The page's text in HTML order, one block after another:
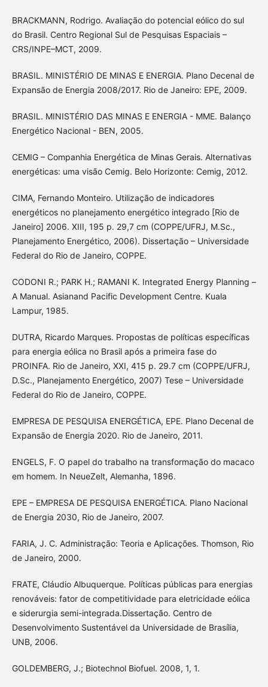
BRACKMANN, Rodrigo. Avaliação do potencial eólico do sul
do Brasil. Centro Regional Sul de Pesquisas Espaciais –
CRS/INPE–MCT, 2009.
BRASIL. MINISTÉRIO DE MINAS E ENERGIA. Plano Decenal de
Expansão de Energia 2008/2017. Rio de Janeiro: EPE, 2009.
BRASIL. MINISTÉRIO DAS MINAS E ENERGIA - MME. Balanço
Energético Nacional - BEN, 2005.
CEMIG – Companhia Energética de Minas Gerais. Alternativas
energéticas: uma visão Cemig. Belo Horizonte: Cemig, 2012.
CIMA, Fernando Monteiro. Utilização de indicadores
energéticos no planejamento energético integrado [Rio de
Janeiro] 2006. XIII, 195 p. 29,7 cm (COPPE/UFRJ, M.Sc.,
Planejamento Energético, 2006). Dissertação – Universidade
Federal do Rio de Janeiro, COPPE.
CODONI R.; PARK H.; RAMANI K. Integrated Energy Planning –
A Manual. Asianand Pacific Development Centre. Kuala
Lampur, 1985.
DUTRA, Ricardo Marques. Propostas de políticas específicas
para energia eólica no Brasil após a primeira fase do
PROINFA. Rio de Janeiro, XXI, 415 p. 29.7 cm (COPPE/UFRJ,
D.Sc., Planejamento Energético, 2007) Tese – Universidade
Federal do Rio de Janeiro, COPPE.
EMPRESA DE PESQUISA ENERGÉTICA, EPE. Plano Decenal de
Expansão de Energia 2020. Rio de Janeiro, 2011.
ENGELS, F. O papel do trabalho na transformação do macaco
em homem. In NeueZelt, Alemanha, 1896.
EPE – EMPRESA DE PESQUISA ENERGÉTICA. Plano Nacional
de Energia 2030, Rio de Janeiro, 2007.
FARIA, J. C. Administração: Teoria e Aplicações. Thomson, Rio
de Janeiro, 2000.
FRATE, Cláudio Albuquerque. Políticas públicas para energias
renováveis: fator de competitividade para eletricidade eólica
e siderurgia semi-integrada.Dissertação. Centro de
Desenvolvimento Sustentável da Universidade de Brasília,
UNB, 2006.
GOLDEMBERG, J.; Biotechnol Biofuel. 2008, 1, 1.